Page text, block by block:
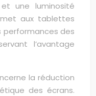
une luminosité
aux tablettes
performances des
l’avantage
la réduction
des écrans.